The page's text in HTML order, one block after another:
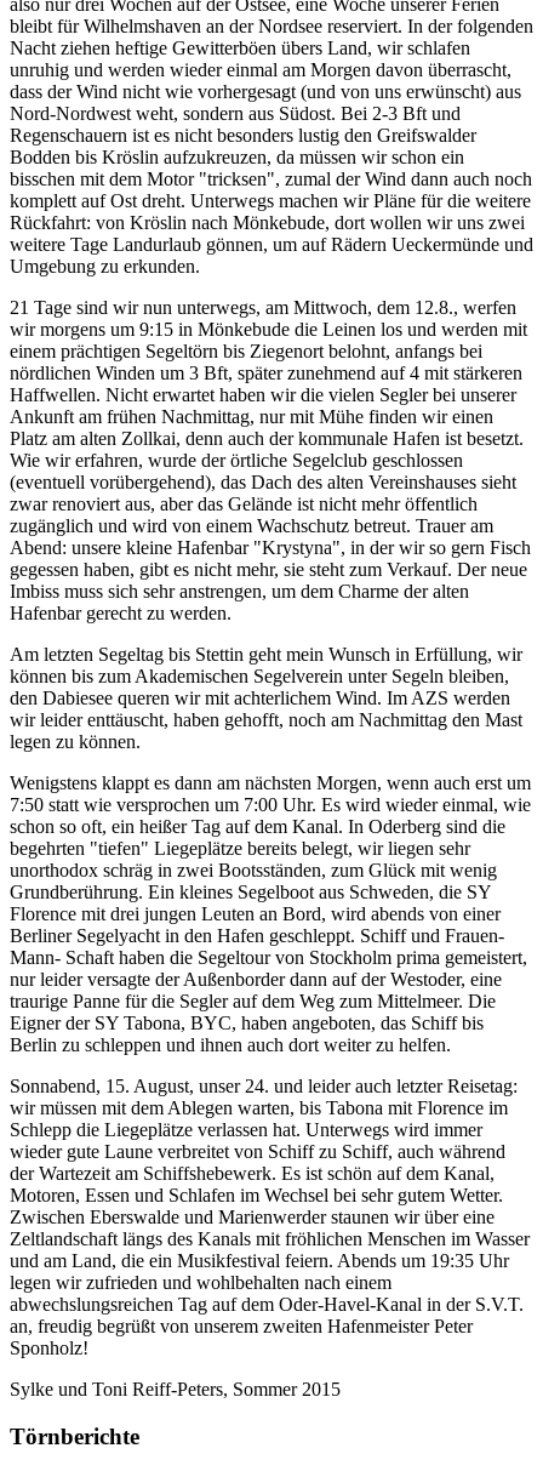
also nur drei Wochen auf der Ostsee, eine Woche unserer Ferien
bleibt für Wilhelmshaven an der Nordsee reserviert. In der folgenden
Nacht ziehen heftige Gewitterböen übers Land, wir schlafen
unruhig und werden wieder einmal am Morgen davon überrascht,
dass der Wind nicht wie vorhergesagt (und von uns erwünscht) aus
Nord-Nordwest weht, sondern aus Südost. Bei 2-3 Bft und
Regenschauern ist es nicht besonders lustig den Greifswalder
Bodden bis Kröslin aufzukreuzen, da müssen wir schon ein
bisschen mit dem Motor "tricksen", zumal der Wind dann auch noch
komplett auf Ost dreht. Unterwegs machen wir Pläne für die weitere
Rückfahrt: von Kröslin nach Mönkebude, dort wollen wir uns zwei
weitere Tage Landurlaub gönnen, um auf Rädern Ueckermünde und
Umgebung zu erkunden.
21 Tage sind wir nun unterwegs, am Mittwoch, dem 12.8., werfen
wir morgens um 9:15 in Mönkebude die Leinen los und werden mit
einem prächtigen Segeltörn bis Ziegenort belohnt, anfangs bei
nördlichen Winden um 3 Bft, später zunehmend auf 4 mit stärkeren
Haffwellen. Nicht erwartet haben wir die vielen Segler bei unserer
Ankunft am frühen Nachmittag, nur mit Mühe finden wir einen
Platz am alten Zollkai, denn auch der kommunale Hafen ist besetzt.
Wie wir erfahren, wurde der örtliche Segelclub geschlossen
(eventuell vorübergehend), das Dach des alten Vereinshauses sieht
zwar renoviert aus, aber das Gelände ist nicht mehr öffentlich
zugänglich und wird von einem Wachschutz betreut. Trauer am
Abend: unsere kleine Hafenbar "Krystyna", in der wir so gern Fisch
gegessen haben, gibt es nicht mehr, sie steht zum Verkauf. Der neue
Imbiss muss sich sehr anstrengen, um dem Charme der alten
Hafenbar gerecht zu werden.
Am letzten Segeltag bis Stettin geht mein Wunsch in Erfüllung, wir
können bis zum Akademischen Segelverein unter Segeln bleiben,
den Dabiesee queren wir mit achterlichem Wind. Im AZS werden
wir leider enttäuscht, haben gehofft, noch am Nachmittag den Mast
legen zu können.
Wenigstens klappt es dann am nächsten Morgen, wenn auch erst um
7:50 statt wie versprochen um 7:00 Uhr. Es wird wieder einmal, wie
schon so oft, ein heißer Tag auf dem Kanal. In Oderberg sind die
begehrten "tiefen" Liegeplätze bereits belegt, wir liegen sehr
unorthodox schräg in zwei Bootsständen, zum Glück mit wenig
Grundberührung. Ein kleines Segelboot aus Schweden, die SY
Florence mit drei jungen Leuten an Bord, wird abends von einer
Berliner Segelyacht in den Hafen geschleppt. Schiff und Frauen-
Mann- Schaft haben die Segeltour von Stockholm prima gemeistert,
nur leider versagte der Außenborder dann auf der Westoder, eine
traurige Panne für die Segler auf dem Weg zum Mittelmeer. Die
Eigner der SY Tabona, BYC, haben angeboten, das Schiff bis
Berlin zu schleppen und ihnen auch dort weiter zu helfen.
Sonnabend, 15. August, unser 24. und leider auch letzter Reisetag:
wir müssen mit dem Ablegen warten, bis Tabona mit Florence im
Schlepp die Liegeplätze verlassen hat. Unterwegs wird immer
wieder gute Laune verbreitet von Schiff zu Schiff, auch während
der Wartezeit am Schiffshebewerk. Es ist schön auf dem Kanal,
Motoren, Essen und Schlafen im Wechsel bei sehr gutem Wetter.
Zwischen Eberswalde und Marienwerder staunen wir über eine
Zeltlandschaft längs des Kanals mit fröhlichen Menschen im Wasser
und am Land, die ein Musikfestival feiern. Abends um 19:35 Uhr
legen wir zufrieden und wohlbehalten nach einem
abwechslungsreichen Tag auf dem Oder-Havel-Kanal in der S.V.T.
an, freudig begrüßt von unserem zweiten Hafenmeister Peter
Sponholz!
Sylke und Toni Reiff-Peters, Sommer 2015
Törnberichte